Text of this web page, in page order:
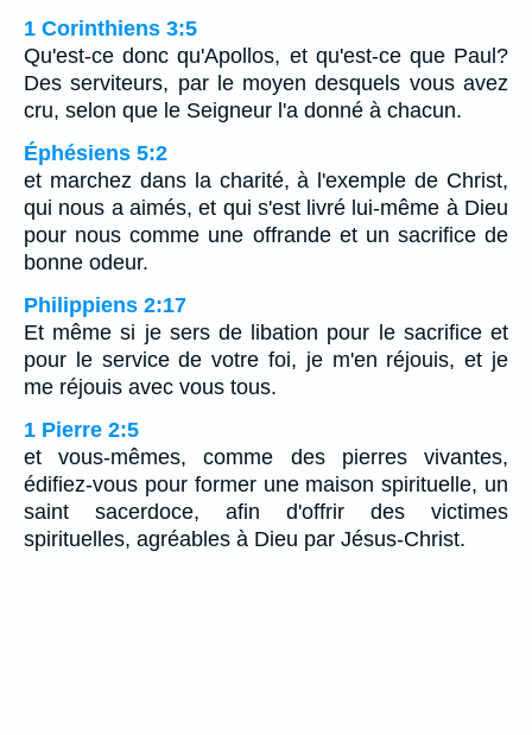
1 Corinthiens 3:5
Qu'est-ce donc qu'Apollos, et qu'est-ce que Paul?
Des serviteurs, par le moyen desquels vous avez
cru, selon que le Seigneur l'a donné à chacun.
Éphésiens 5:2
et marchez dans la charité, à l'exemple de Christ,
qui nous a aimés, et qui s'est livré lui-même à Dieu
pour nous comme une offrande et un sacrifice de
bonne odeur.
Philippiens 2:17
Et même si je sers de libation pour le sacrifice et
pour le service de votre foi, je m'en réjouis, et je
me réjouis avec vous tous.
1 Pierre 2:5
et vous-mêmes, comme des pierres vivantes,
édifiez-vous pour former une maison spirituelle, un
saint sacerdoce, afin d'offrir des victimes
spirituelles, agréables à Dieu par Jésus-Christ.